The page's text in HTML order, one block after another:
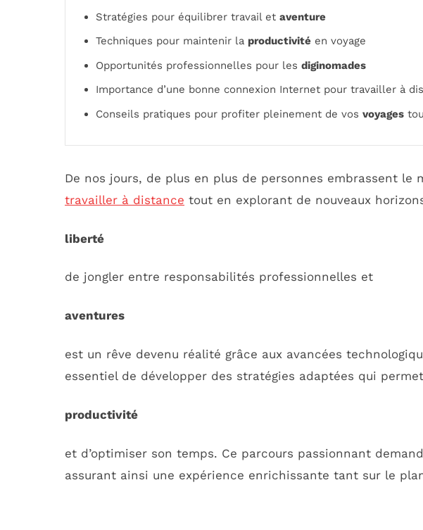
Stratégies pour équilibrer travail et aventure
Techniques pour maintenir la productivité en voyage
Opportunités professionnelles pour les diginomades
Importance d’une bonne connexion Internet pour travailler à
Conseils pratiques pour profiter pleinement de vos voyages
De nos jours, de plus en plus de personnes embrassent
travailler à distance tout en explorant de nouveaux
liberté
de jongler entre responsabilités professionnelles et
aventures
est un rêve devenu réalité grâce aux avancées
essentiel de développer des stratégies adaptées qui
productivité
et d’optimiser son temps. Ce parcours passionnant
assurant ainsi une expérience enrichissante tant sur le